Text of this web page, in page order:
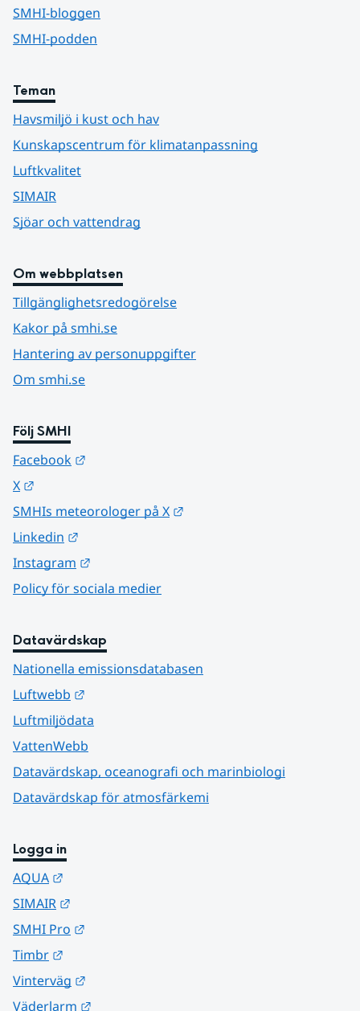
SMHI-bloggen
SMHI-podden
Teman
Havsmiljö i kust och hav
Kunskapscentrum för klimatanpassning
Luftkvalitet
SIMAIR
Sjöar och vattendrag
Om webbplatsen
Tillgänglighetsredogörelse
Kakor på smhi.se
Hantering av personuppgifter
Om smhi.se
Följ SMHI
Facebook
X
SMHIs meteorologer på X
Linkedin
Instagram
Policy för sociala medier
Datavärdskap
Nationella emissionsdatabasen
Luftwebb
Luftmiljödata
VattenWebb
Datavärdskap, oceanografi och marinbiologi
Datavärdskap för atmosfärkemi
Logga in
AQUA
SIMAIR
SMHI Pro
Timbr
Vinterväg
Väderlarm